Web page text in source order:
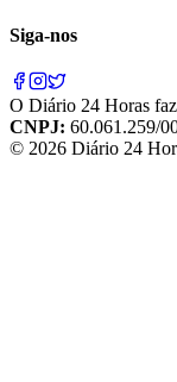
Siga-nos
O Diário 24 Horas
CNPJ: 60.061.259/
© 2026 Diário 24